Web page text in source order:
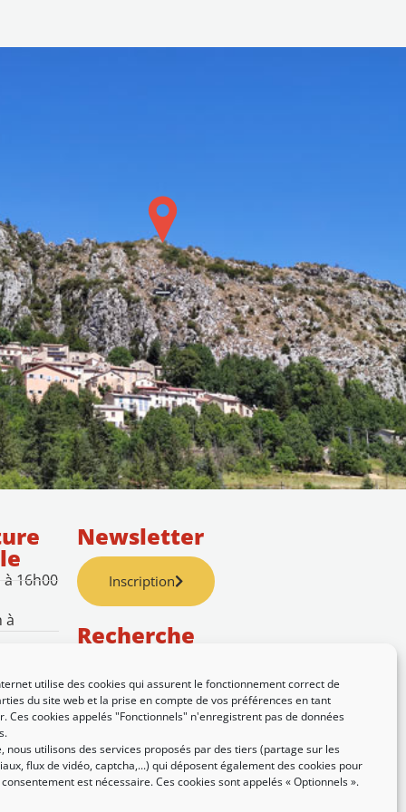
utilise des cookies qui assurent le fonctionnement correct de
du site web et la prise en compte de vos préférences en tant
Ces cookies appelés "Fonctionnels" n'enregistrent pas de données
nous utilisons des services proposés par des tiers (partage sur les
flux de vidéo, captcha,...) qui déposent également des cookies pour
est nécessaire. Ces cookies sont appelés « Optionnels ».
16h00
à
16h00
à
Newsletter
Inscription
Recherche